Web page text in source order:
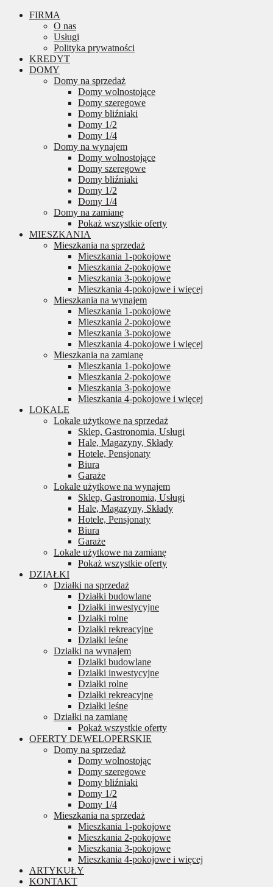
FIRMA
O nas
Usługi
Polityka prywatności
KREDYT
DOMY
Domy na sprzedaż
Domy wolnostojące
Domy szeregowe
Domy bliźniaki
Domy 1/2
Domy 1/4
Domy na wynajem
Domy wolnostojące
Domy szeregowe
Domy bliźniaki
Domy 1/2
Domy 1/4
Domy na zamianę
Pokaż wszystkie oferty
MIESZKANIA
Mieszkania na sprzedaż
Mieszkania 1-pokojowe
Mieszkania 2-pokojowe
Mieszkania 3-pokojowe
Mieszkania 4-pokojowe i więcej
Mieszkania na wynajem
Mieszkania 1-pokojowe
Mieszkania 2-pokojowe
Mieszkania 3-pokojowe
Mieszkania 4-pokojowe i więcej
Mieszkania na zamianę
Mieszkania 1-pokojowe
Mieszkania 2-pokojowe
Mieszkania 3-pokojowe
Mieszkania 4-pokojowe i więcej
LOKALE
Lokale użytkowe na sprzedaż
Sklep, Gastronomia, Usługi
Hale, Magazyny, Składy
Hotele, Pensjonaty
Biura
Garaże
Lokale użytkowe na wynajem
Sklep, Gastronomia, Usługi
Hale, Magazyny, Składy
Hotele, Pensjonaty
Biura
Garaże
Lokale użytkowe na zamianę
Pokaż wszystkie oferty
DZIAŁKI
Działki na sprzedaż
Działki budowlane
Działki inwestycyjne
Działki rolne
Działki rekreacyjne
Działki leśne
Działki na wynajem
Działki budowlane
Działki inwestycyjne
Działki rolne
Działki rekreacyjne
Działki leśne
Działki na zamianę
Pokaż wszystkie oferty
OFERTY DEWELOPERSKIE
Domy na sprzedaż
Domy wolnostojąc
Domy szeregowe
Domy bliźniaki
Domy 1/2
Domy 1/4
Mieszkania na sprzedaż
Mieszkania 1-pokojowe
Mieszkania 2-pokojowe
Mieszkania 3-pokojowe
Mieszkania 4-pokojowe i więcej
ARTYKUŁY
KONTAKT